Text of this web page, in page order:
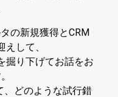
の新規獲得とCRM
して、
掘り下げてお話をお
、どのような試行錯